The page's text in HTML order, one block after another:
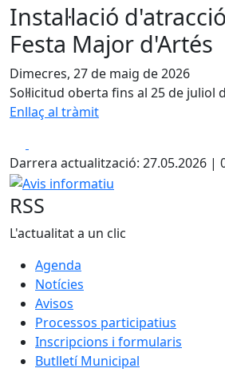
Instal·lació
Festa Major d'Artés
Dimecres, 27 de maig de 2026
Sol·licitud oberta fins al 25 de juliol
Enllaç al tràmit
Darrera actualització: 27.05.2026 |
Avis informatiu
RSS
L'actualitat a un clic
Agenda
Notícies
Avisos
Processos participatius
Inscripcions i formularis
Butlletí Municipal